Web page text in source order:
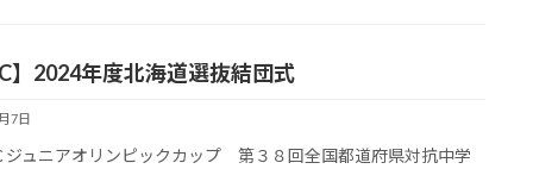
】2024年度北海道選抜結団式
7日
ジュニアオリンピックカップ 第３８回全国都道府県対抗中学